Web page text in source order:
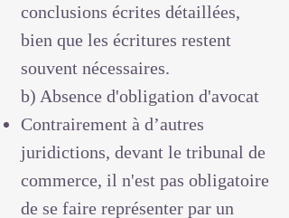
conclusions écrites détaillées,
bien que les écritures restent
souvent nécessaires.
b) Absence d'obligation d'avocat
Contrairement à d’autres
juridictions, devant le tribunal de
commerce, il n'est pas obligatoire
de se faire représenter par un